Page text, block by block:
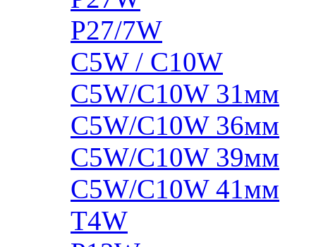
P27/7W
C5W / C10W
C5W/C10W 31мм
C5W/C10W 36мм
C5W/C10W 39мм
C5W/C10W 41мм
T4W